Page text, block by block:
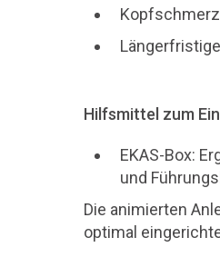
Hilfsmittel zum
EKAS-Box:
und
Die animierten
optimal